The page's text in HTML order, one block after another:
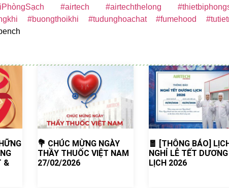
#airtech #airtechthelong
#buongthoikhi #tudunghoachat #fumehood
&
💐 CHÚC MỪNG NGÀY
THẦY THUỐC VIỆT NAM
27/02/2026
🧧 [THÔNG BÁO] LỊCH
NGHỈ LỄ TẾT DƯƠNG
LỊCH 2026